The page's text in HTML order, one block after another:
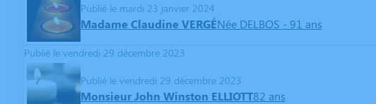
Publié le mardi 23 janvier 2024
Madame Claudine VERGÉNée DELBOS - 91 ans
Publié le vendredi 29 décembre 2023
Publié le vendredi 29 décembre 2023
Monsieur John Winston ELLIOTT82 ans